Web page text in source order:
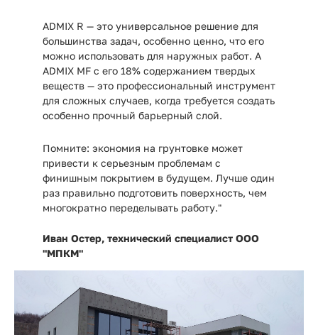
ADMIX R — это универсальное решение для
большинства задач, особенно ценно, что его
можно использовать для наружных работ. А
ADMIX MF с его 18% содержанием твердых
веществ — это профессиональный инструмент
для сложных случаев, когда требуется создать
особенно прочный барьерный слой.
Помните: экономия на грунтовке может
привести к серьезным проблемам с
финишным покрытием в будущем. Лучше один
раз правильно подготовить поверхность, чем
многократно переделывать работу."
Иван Остер, технический специалист ООО
"МПКМ"